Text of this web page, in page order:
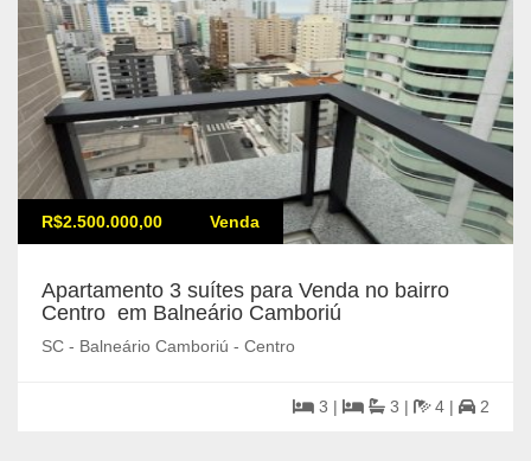
R$2.500.000,00 Venda
Apartamento 3 suítes para Venda no bairro
Centro em Balneário Camboriú
SC - Balneário Camboriú - Centro
3 | 3 | 4 | 2